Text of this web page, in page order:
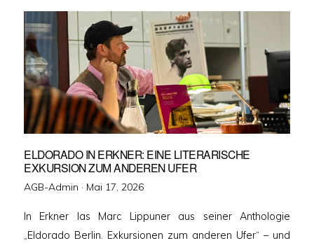
ELDORADO IN ERKNER: EINE LITERARISCHE
EXKURSION ZUM ANDEREN UFER
AGB-Admin · Veröffentlicht
Mai 17, 2026
In Erkner las Marc Lippuner aus seiner Anthologie
„Eldorado Berlin. Exkursionen zum anderen Ufer“ – und